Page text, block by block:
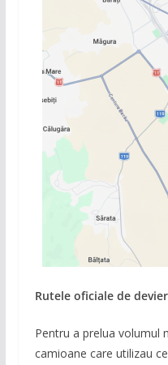
Rutele oficiale de
Pentru a prelua volumul
camioane care utilizau